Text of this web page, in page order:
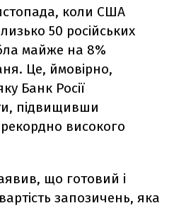
коли США
50 російських
майже на 8%
Це, ймовірно,
Банк Росії
підвищивши
високого
що готовий і
запозичень, яка